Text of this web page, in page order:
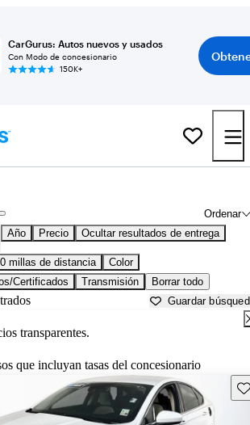
CarGurus: Autos nuevos y usados
Con Modo de concesionario
150K+
Ordenar
Año Precio Ocultar resultados de entrega
millas de distancia
Color
Certificados
Transmisión Borrar todo
Guardar
transparentes.
que incluyan tasas del concesionario